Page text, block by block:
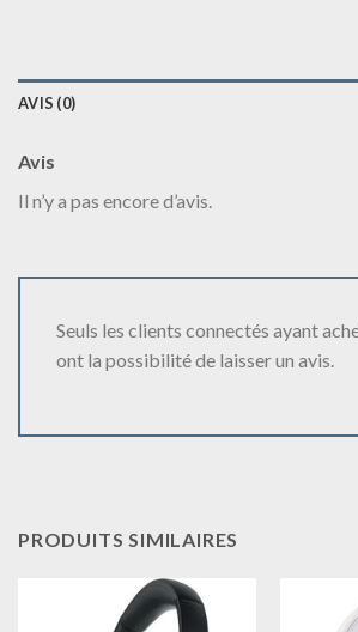
AVIS (0)
Avis
Il n’y a pas encore d’avis.
Seuls les clients connectés ayant
ont la possibilité de laisser un avis.
PRODUITS SIMILAIRES